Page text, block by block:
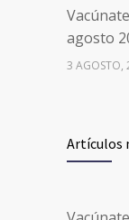
agosto
3 AGOSTO,
de
años
Artículos